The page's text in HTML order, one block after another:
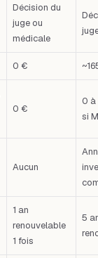
Décision du
juge ou
médicale
0 €
0 €
0
si
Aucun
1 an
renouvelable
1 fois
5